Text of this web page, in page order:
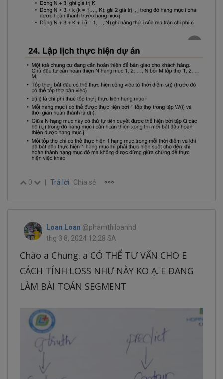
0 Trả lời Chia sẻ
Loan Loan @phamthiloanhd
thg 3 8, 2024 12:28 SA
Chào a Chung. a CÓ THỂ TƯ VẤN CHO E
CÁCH TÍNH LOSS NHƯ NÀY KO Ạ. E ĐANG
LÀM BÀI TOÁN SEGMENT